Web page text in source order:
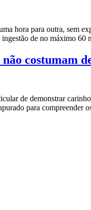
hora para outra, sem
ingestão de no máximo
costumam
de demonstrar
para